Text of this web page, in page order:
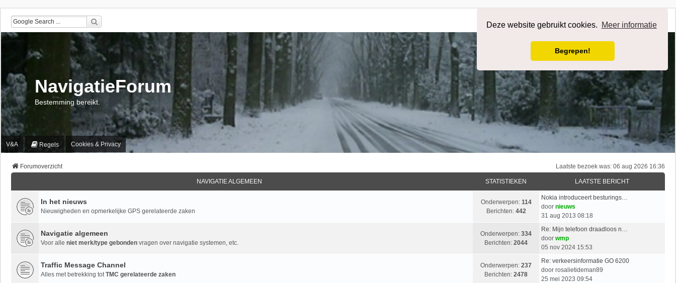
Deze website gebruikt cookies. Meer informatie
Begrepen!
Afmelden
NavigatieForum
Bestemming bereikt.
V&A Regels Cookies & Privacy
Laatste bezoek was: 06 aug 2026 16:36
Forumoverzicht
NAVIGATIE ALGEMEEN STATISTIEKEN LAATSTE BERICHT
In het nieuws
Nieuwigheden en opmerkelijke GPS gerelateerde zaken
Onderwerpen: 114
Berichten: 442
Nokia introduceert besturings…
door nieuws
31 aug 2013 08:18
Navigatie algemeen
Voor alle niet merk/type gebonden vragen over navigatie systemen, etc.
Onderwerpen: 334
Berichten: 2044
Re: Mijn telefoon draadloos n…
door wmp
05 nov 2024 15:53
Traffic Message Channel
Alles met betrekking totTMC gerelateerde zaken
Onderwerpen: 237
Berichten: 2478
Re: verkeersinformatie GO 6200
door rosalietideman89
25 mei 2023 09:54